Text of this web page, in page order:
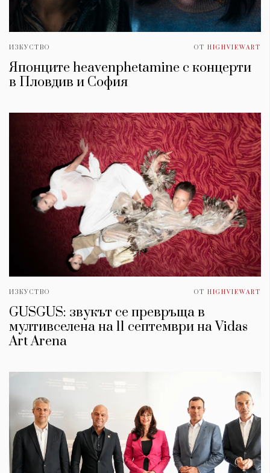
ИЗКУСТВО ОТ HIGHVIEWART
Японците heavenphetamine с концерти
в Пловдив и София
ИЗКУСТВО ОТ HIGHVIEWART
GUSGUS: звукът се превръща в
мултивселена на 11 септември на Vidas
Art Arena